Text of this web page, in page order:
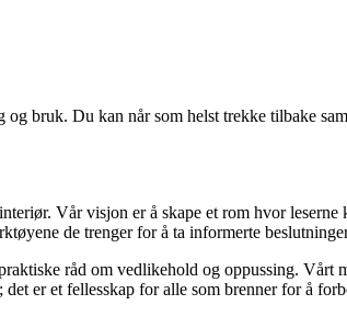
bruk. Du kan når som helst trekke tilbake
Vår visjon er å skape et rom hvor
de trenger for å ta informerte
råd om vedlikehold og oppussing. Vårt
er et fellesskap for alle som brenner for å